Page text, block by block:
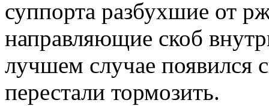
суппорта разбухшие от
направляющие скоб
лучшем случае появился
перестали тормозить.